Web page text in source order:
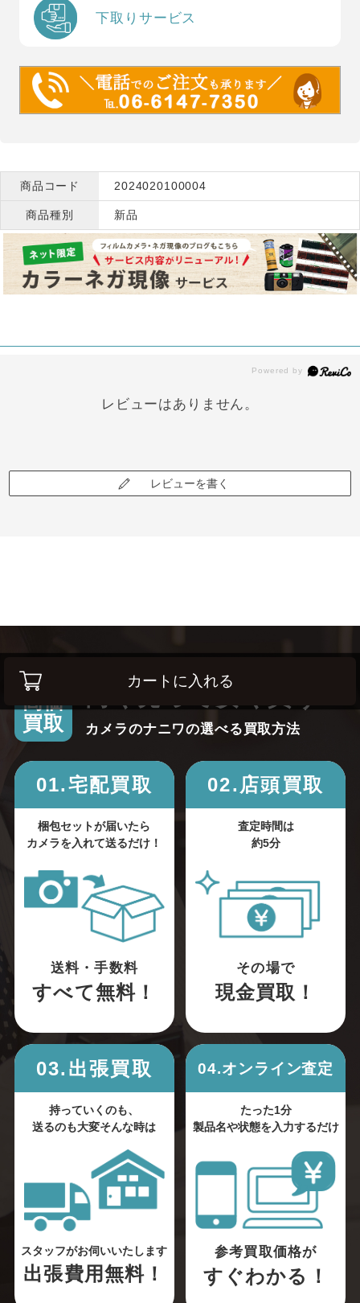
下取りサービス
カートに入れる
商品コード 2024020100004
商品種別 新品
レビューはありません。
レビューを書く
高価
買取
高く売って安く買う！
カメラのナニワの選べる買取方法
01.宅配買取
梱包セットが届いたら
カメラを入れて送るだけ！
送料・手数料
すべて無料！
02.店頭買取
査定時間は
約5分
その場で
現金買取！
03.出張買取
持っていくのも、
送るのも大変そんな時は
スタッフがお伺いいたします
出張費用無料！
04.オンライン査定
たった1分
製品名や状態を入力するだけ
参考買取価格が
すぐわかる！